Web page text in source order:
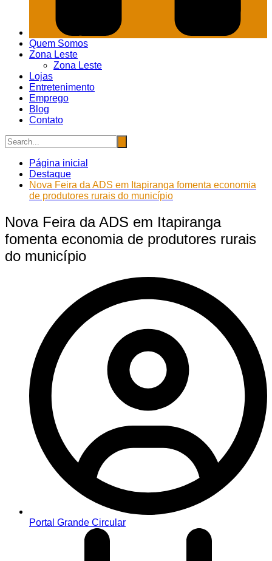
Quem Somos
Zona Leste
Zona Leste
Lojas
Entretenimento
Emprego
Blog
Contato
Página inicial
Destaque
Nova Feira da ADS em Itapiranga fomenta economia
de produtores rurais do município
Nova Feira da ADS em Itapiranga
fomenta economia de produtores rurais
do município
Portal Grande Circular